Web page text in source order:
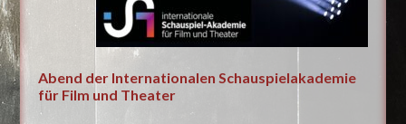
Abend der Internationalen Schauspielakademie
für Film und Theater